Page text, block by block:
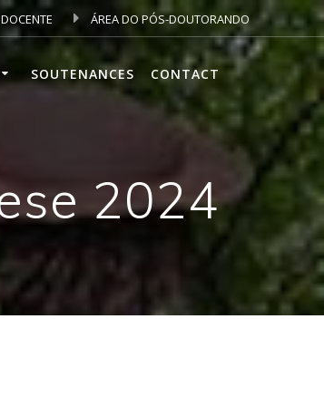
ÁREA DO PÓS-DOUTORANDO
SOUTENANCES CONTACT
2024